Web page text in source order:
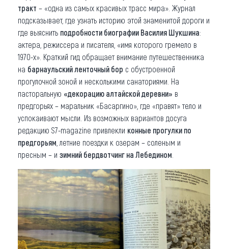
тракт – «одна из самых красивых трасс мира». Журнал
подсказывает, где узнать историю этой знаменитой дороги и
где выяснить подробности биографии Василия Шукшина:
актера, режиссера и писателя, «имя которого гремело в
1970-х». Краткий гид обращает внимание путешественника
на барнаульский ленточный бор с обустроенной
прогулочной зоной и несколькими санаториями. На
пасторальную «декорацию алтайской деревни» в
предгорьях – маральник «Басаргино», где «правят» тело и
успокаивают мысли. Из возможных вариантов досуга
редакцию S7-magazine привлекли конные прогулки по
предгорьям , летние поездки к озерам – соленым и
пресным – и зимний бердвотчинг на Лебедином